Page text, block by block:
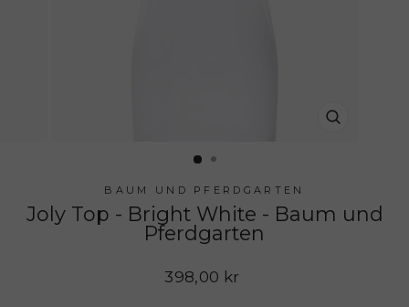
BAUM UND PFERDGARTEN
Joly Top - Bright White - Baum und
Pferdgarten
Normalpris
398,00 kr